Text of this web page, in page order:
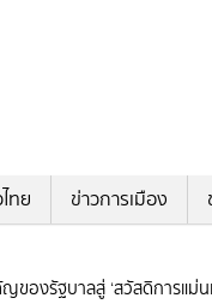
ทย ข่าวการเมือง
องรัฐบาลสู่ ‘สวัสดิการแม่น